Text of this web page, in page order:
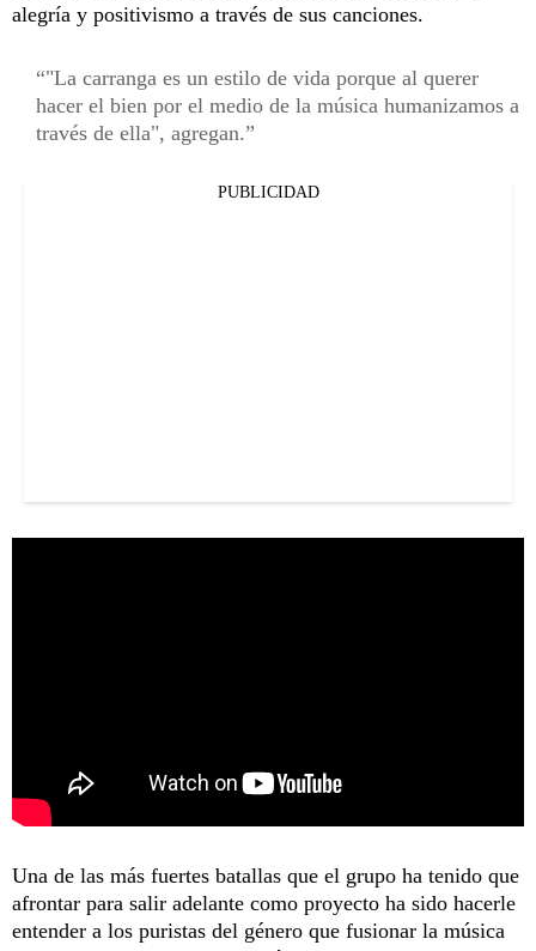
alegría y positivismo a través de sus canciones.
"La carranga es un estilo de vida porque al querer
hacer el bien por el medio de la música humanizamos a
través de ella", agregan.
PUBLICIDAD
Una de las más fuertes batallas que el grupo ha tenido que
afrontar para salir adelante como proyecto ha sido hacerle
entender a los puristas del género que fusionar la música